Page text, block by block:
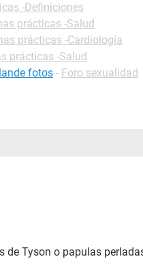
-Definiciones
prácticas -Salud
prácticas -Cardiología
prácticas -Salud
fotos - Foro sexualidad
Tyson o papulas